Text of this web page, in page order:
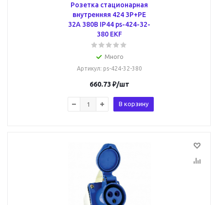
Розетка стационарная
внутренняя 424 3Р+РЕ
32А 380В IP44 ps-424-32-
380 EKF
Много
Артикул: ps-424-32-380
660.73 ₽/шт
В корзину